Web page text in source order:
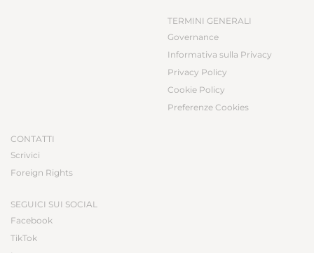
TERMINI GENERALI
Governance
Informativa sulla Privacy
Privacy Policy
Cookie Policy
Preferenze Cookies
CONTATTI
Scrivici
Foreign Rights
SEGUICI SUI SOCIAL
Facebook
TikTok